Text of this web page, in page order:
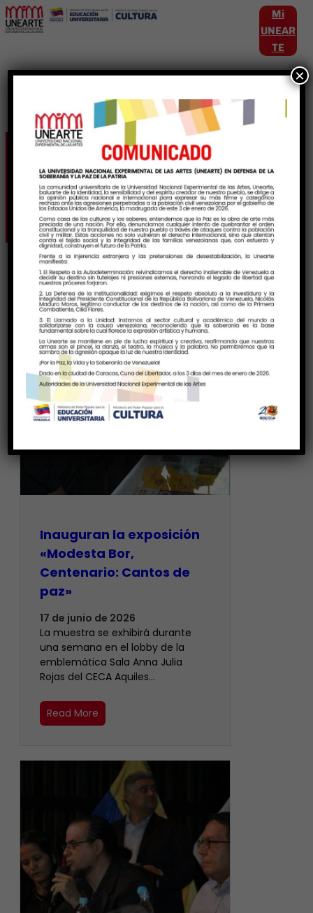
Mi
UNEAR
TE
Etiqueta:
LicenciadosEnArtes
Inauguran la exposición
«Modesta Bor,
Centenario: Cantos de
paz»
17 de junio de 2026
La muestra se exhibirá durante
una semana en el lobby de la
emblemática Sala Anna Julia
Rojas del CECA Aquiles…
Read More
×